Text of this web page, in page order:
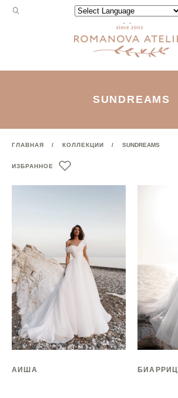
Запрос
Powered by
SUNDREAMS
ГЛАВНАЯ КОЛЛЕКЦИИ SUNDREAMS
ИЗБРАННОЕ
АИША БИАРРИЦ